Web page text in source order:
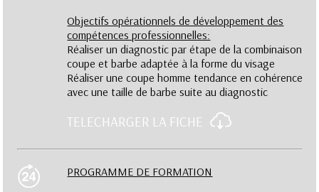
Objectifs opérationnels de développement des
compétences professionnelles:
Réaliser un diagnostic par étape de la combinaison
coupe et barbe adaptée à la forme du visage
Réaliser une coupe homme tendance en cohérence
avec une taille de barbe suite au diagnostic
TELECHARGER LA FICHE
PROGRAMME DE FORMATION